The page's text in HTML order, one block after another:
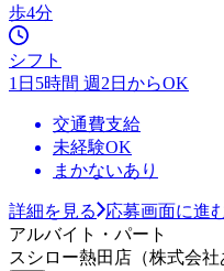
歩4分
シフト
1日5時間 週2日からOK
交通費支給
未経験OK
まかないあり
詳細を見る
応募画面に進
アルバイト・パート
スシロー熱田店（株式会社